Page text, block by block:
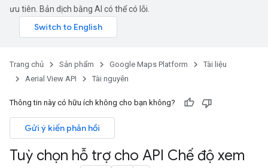
ưu tiên. Bản dịch bằng AI có thể có lỗi.
Trang chủ Sản phẩm Google Maps Platform
Tài liệu
Aerial View API
Tài nguyên
Thông tin này có hữu ích không cho bạn không?
Gửi ý kiến phản hồi
Tuỳ chọn hỗ trợ cho API Chế độ xem